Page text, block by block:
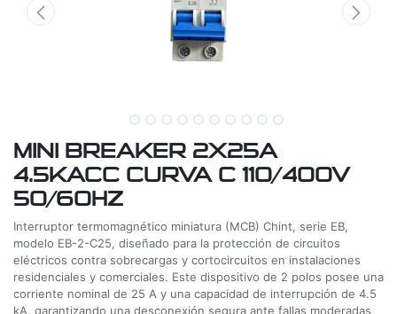
MINI BREAKER 2X25A
4.5KACC CURVA C 110/400V
50/60HZ
Interruptor termomagnético miniatura (MCB) Chint, serie EB,
modelo EB-2-C25, diseñado para la protección de circuitos
eléctricos contra sobrecargas y cortocircuitos en instalaciones
residenciales y comerciales. Este dispositivo de 2 polos posee una
corriente nominal de 25 A y una capacidad de interrupción de 4.5
kA, garantizando una desconexión segura ante fallas moderadas